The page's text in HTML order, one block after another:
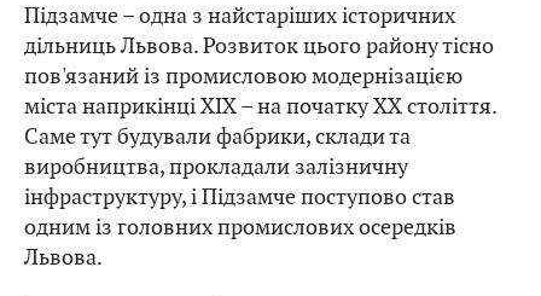
Підзамче – одна з найстаріших історичних
дільниць Львова. Розвиток цього району тісно
пов'язаний із промисловою модернізацією
міста наприкінці XIX – на початку XX століття.
Саме тут будували фабрики, склади та
виробництва, прокладали залізничну
інфраструктуру, і Підзамче поступово став
одним із головних промислових осередків
Львова.